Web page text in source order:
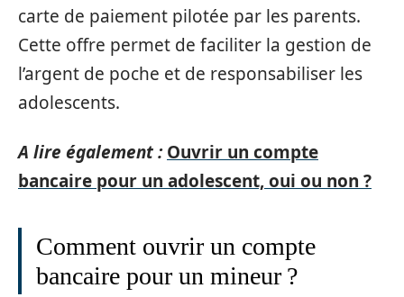
carte de paiement pilotée par les parents.
Cette offre permet de faciliter la gestion de
l’argent de poche et de responsabiliser les
adolescents.
A lire également : Ouvrir un compte
bancaire pour un adolescent, oui ou non ?
Comment ouvrir un compte
bancaire pour un mineur ?